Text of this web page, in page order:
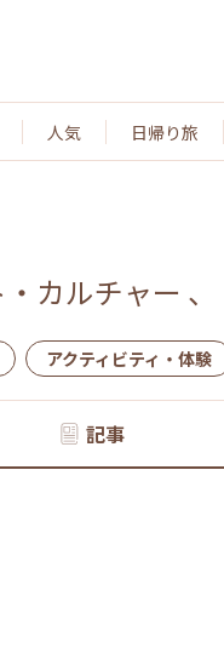
人気 日帰り旅
カルチャー 、
アクティビティ・体験
記事